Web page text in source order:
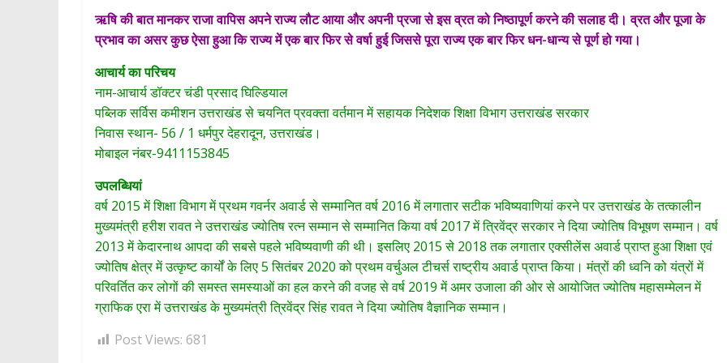
ऋषि की बात मानकर राजा वापिस अपने राज्य लौट आया और अपनी प्रजा से इस व्रत को निष्ठापूर्ण करने की सलाह दी। व्रत और पूजा के
प्रभाव का असर कुछ ऐसा हुआ कि राज्य में एक बार फिर से वर्षा हुई जिससे पूरा राज्य एक बार फिर धन-धान्य से पूर्ण हो गया।
आचार्य का परिचय
नाम-आचार्य डॉक्टर चंडी प्रसाद घिल्डियाल
पब्लिक सर्विस कमीशन उत्तराखंड से चयनित प्रवक्ता वर्तमान में सहायक निदेशक शिक्षा विभाग उत्तराखंड सरकार
निवास स्थान- 56 / 1 धर्मपुर देहरादून, उत्तराखंड।
मोबाइल नंबर-9411153845
उपलब्धियां
वर्ष 2015 में शिक्षा विभाग में प्रथम गवर्नर अवार्ड से सम्मानित वर्ष 2016 में लगातार सटीक भविष्यवाणियां करने पर उत्तराखंड के तत्कालीन
मुख्यमंत्री हरीश रावत ने उत्तराखंड ज्योतिष रत्न सम्मान से सम्मानित किया वर्ष 2017 में त्रिवेंद्र सरकार ने दिया ज्योतिष विभूषण सम्मान। वर्ष
2013 में केदारनाथ आपदा की सबसे पहले भविष्यवाणी की थी। इसलिए 2015 से 2018 तक लगातार एक्सीलेंस अवार्ड प्राप्त हुआ शिक्षा एवं
ज्योतिष क्षेत्र में उत्कृष्ट कार्यों के लिए 5 सितंबर 2020 को प्रथम वर्चुअल टीचर्स राष्ट्रीय अवार्ड प्राप्त किया। मंत्रों की ध्वनि को यंत्रों में
परिवर्तित कर लोगों की समस्त समस्याओं का हल करने की वजह से वर्ष 2019 में अमर उजाला की ओर से आयोजित ज्योतिष महासम्मेलन में
ग्राफिक एरा में उत्तराखंड के मुख्यमंत्री त्रिवेंद्र सिंह रावत ने दिया ज्योतिष वैज्ञानिक सम्मान।
Post Views: 681